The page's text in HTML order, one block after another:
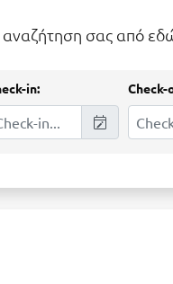
αναζήτηση σας από
in: Check-